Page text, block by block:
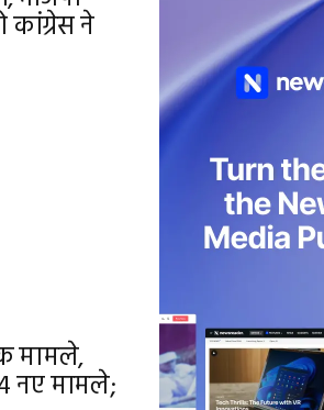
कांग्रेस ने
मामले,
नए मामले;